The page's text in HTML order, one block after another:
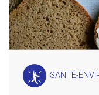
SANTÉ-